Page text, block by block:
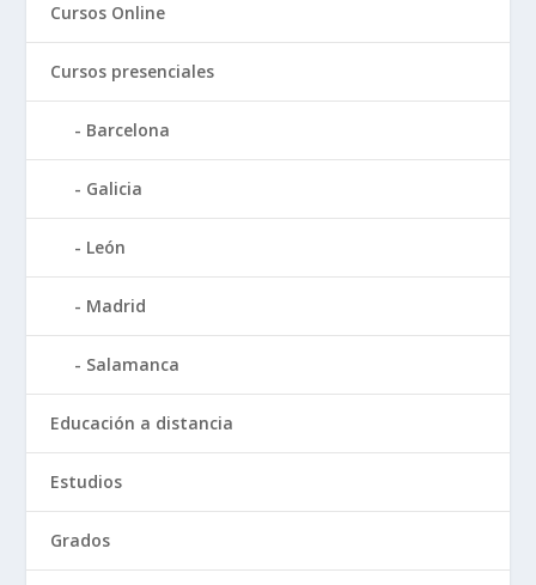
Cursos Online
Cursos presenciales
Barcelona
Galicia
León
Madrid
Salamanca
Educación a distancia
Estudios
Grados